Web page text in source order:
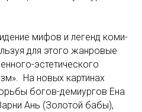
мифов и легенд коми-
для этого жанровые
эстетического
На новых картинах
богов-демиургов Ена
Ань (Золотой бабы),